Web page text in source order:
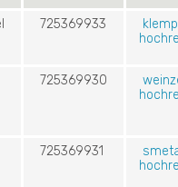
725369933
725369930
725369931